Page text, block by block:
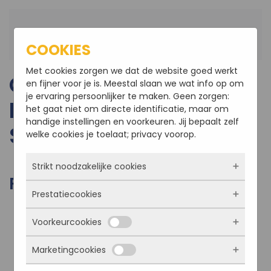
COMPLETE PREFAB
KAPRENOVATIE TE
STEENBERGEN
FOTO'S VAN HET PROJECT
COOKIES
Met cookies zorgen we dat de website goed werkt
en fijner voor je is. Meestal slaan we wat info op om
je ervaring persoonlijker te maken. Geen zorgen:
het gaat niet om directe identificatie, maar om
handige instellingen en voorkeuren. Jij bepaalt zelf
welke cookies je toelaat; privacy voorop.
Strikt noodzakelijke cookies
Deze cookies zorgen ervoor dat de website
überhaupt werkt. Ze zijn dus altijd actief en
kunnen niet worden uitgezet. Meestal worden
ze alleen geplaatst als jij iets doet, zoals
inloggen, een formulier invullen of je
privacyvoorkeuren opslaan. Je kunt je browser
Prestatiecookies
Met deze cookies zien we hoe vaak onze site
bezocht wordt, waar bezoekers vandaan
komen en welke pagina’s populair zijn. Zo
kunnen we de website blijven verbeteren.
Voorkeurcookies
Deze cookies onthouden jouw voorkeuren.
Bijvoorbeeld taalkeuze of ingevulde gegevens.
Marketingcookies